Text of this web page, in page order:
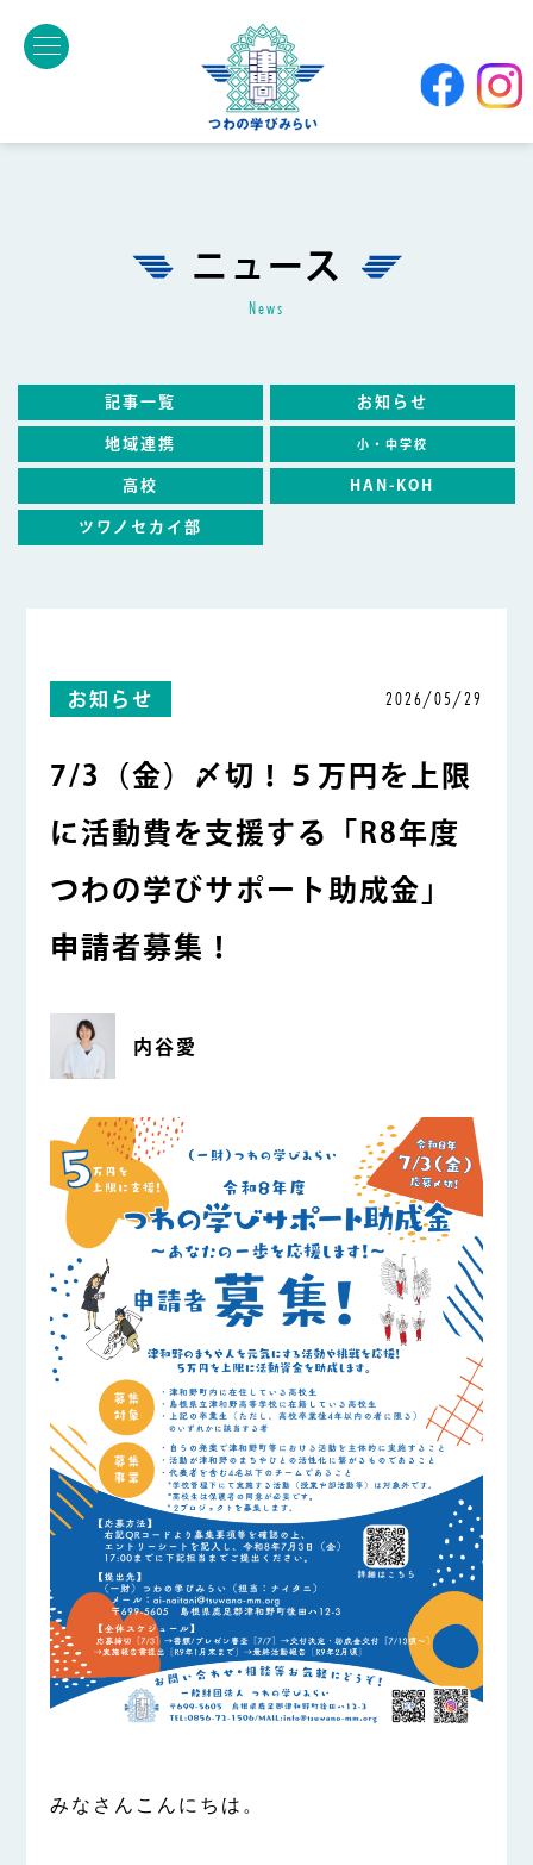
ニュース
news
記事一覧 お知らせ
地域連携 小・中学校
高校 HAN-KOH
ツワノセカイ部
お知らせ 2026/05/29
7/3（金）〆切！５万円を上限
に活動費を支援する「R8年度
つわの学びサポート助成金」
申請者募集！
内谷愛
みなさんこんにちは。